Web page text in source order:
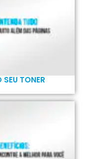
SEU TONER